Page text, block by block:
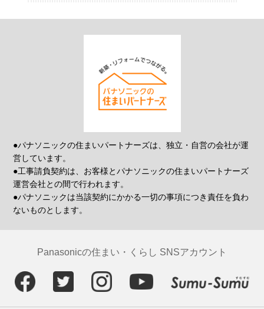
●パナソニックの住まいパートナーズは、独立・自営の会社が運
営しています。
●工事請負契約は、お客様とパナソニックの住まいパートナーズ
運営会社との間で行われます。
●パナソニックは当該契約にかかる一切の事項につき責任を負わ
ないものとします。
Panasonicの住まい・くらし SNSアカウント